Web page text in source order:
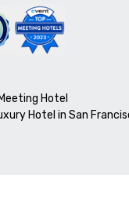
Hotel
Hotel in San
Hotel
500 Best Hotels